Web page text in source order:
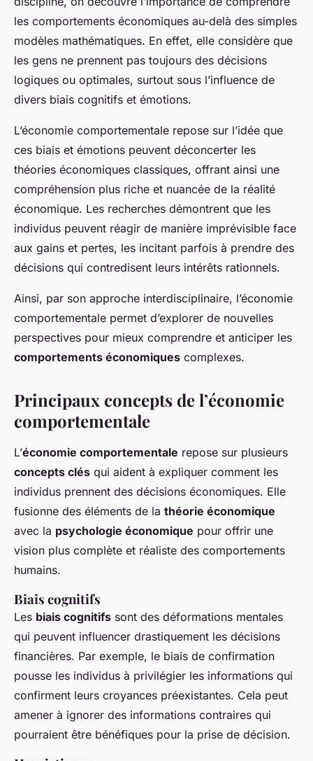
les comportements économiques au-delà des simples
modèles mathématiques. En effet, elle considère que
les gens ne prennent pas toujours des décisions
logiques ou optimales, surtout sous l’influence de
divers biais cognitifs et émotions.
L’économie comportementale repose sur l’idée que
ces biais et émotions peuvent déconcerter les
théories économiques classiques, offrant ainsi une
compréhension plus riche et nuancée de la réalité
économique. Les recherches démontrent que les
individus peuvent réagir de manière imprévisible face
aux gains et pertes, les incitant parfois à prendre des
décisions qui contredisent leurs intérêts rationnels.
Ainsi, par son approche interdisciplinaire, l’économie
comportementale permet d’explorer de nouvelles
perspectives pour mieux comprendre et anticiper les
comportements économiques complexes.
Principaux concepts de l’économie
comportementale
L’économie comportementale repose sur plusieurs
concepts clés qui aident à expliquer comment les
individus prennent des décisions économiques. Elle
fusionne des éléments de la théorie économique
avec la psychologie économique pour offrir une
vision plus complète et réaliste des comportements
humains.
Biais cognitifs
Les biais cognitifs sont des déformations mentales
qui peuvent influencer drastiquement les décisions
financières. Par exemple, le biais de confirmation
pousse les individus à privilégier les informations qui
confirment leurs croyances préexistantes. Cela peut
amener à ignorer des informations contraires qui
pourraient être bénéfiques pour la prise de décision.